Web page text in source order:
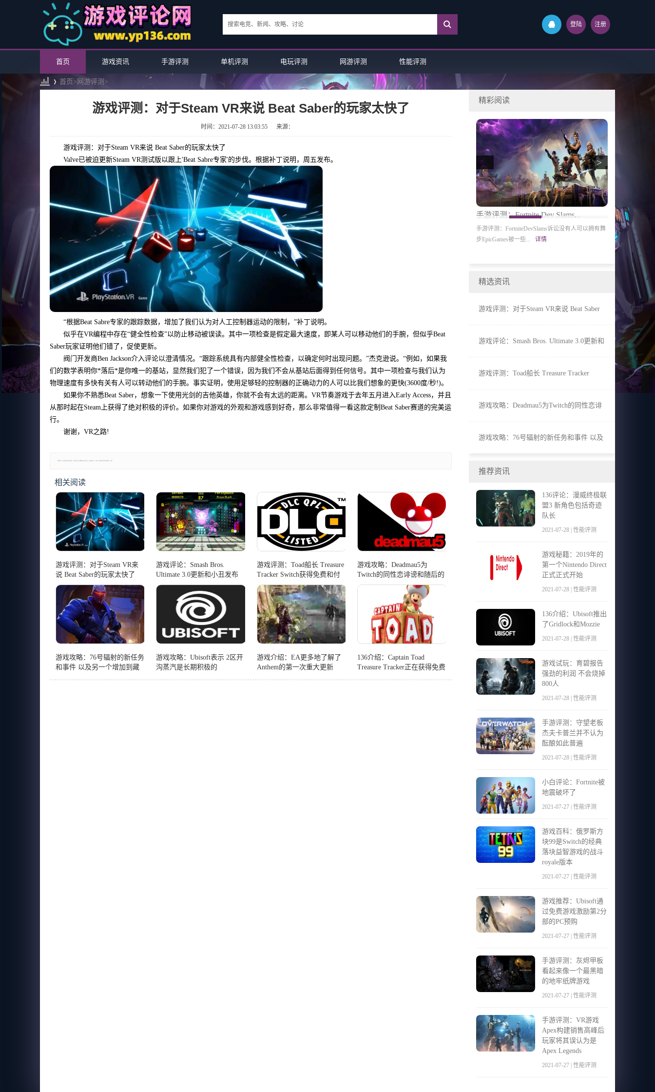
登陆 注册
首页 游戏资讯 手游评测 单机评测 电玩评测 网游评测 性能评测
首页> 网游评测 >
游戏评测：对于Steam VR来说 Beat Saber的玩家太快了
时间：2021-07-28 13:03:55 来源：
游戏评测：对于Steam VR来说 Beat Saber的玩家太快了
Valve已被迫更新Steam VR测试版以跟上'Beat Sabre专家'的步伐。根据补丁说明，周五发布。
“根据Beat Sabre专家的跟踪数据，增加了我们认为对人工控制器运动的限制，”补丁说明。
似乎在VR编程中存在“健全性检查”以防止移动被误读。其中一项检查是假定最大速度，即某人可以移动他们的手腕，但似乎Beat
Saber玩家证明他们错了，促使更新。
阀门开发商Ben Jackson介入评论以澄清情况。“跟踪系统具有内部健全性检查，以确定何时出现问题。”杰克逊说。“例如，如果我
们的数学表明你*落后*是你唯一的基站，显然我们犯了一个错误，因为我们不会从基站后面得到任何信号。其中一项检查与我们认为
物理速度有多快有关有人可以转动他们的手腕。事实证明，使用足够轻的控制器的正确动力的人可以比我们想象的更快(3600度/秒!)。
如果你不熟悉Beat Saber，想象一下使用光剑的吉他英雄，你就不会有太远的距离。VR节奏游戏于去年五月进入Early Access，并且
从那时起在Steam上获得了绝对积极的评价。如果你对游戏的外观和游戏感到好奇，那么非常值得一看这款定制Beat Saber赛道的完美运
行。
谢谢，VR之路!
相关阅读
游戏评测：对于Steam VR来
说 Beat Saber的玩家太快了
游戏评论：Smash Bros.
Ultimate 3.0更新和小丑发布
详细 新的Amiibo透露
游戏评测：Toad船长 Treasure
Tracker Switch获得免费和付
费DLC
游戏攻略：Deadmau5为
Twitch的同性恋诽谤和随后的
崩溃道歉
游戏攻略：76号辐射的新任务
和事件 以及另一个增加到藏
游戏攻略：Ubisoft表示 2区开
沟蒸汽是长期积极的
游戏介绍：EA更多地了解了
Anthem的第一次重大更新
136介绍：Captain Toad
Treasure Tracker正在获得免费
精彩阅读
手游评测：Fortnite Dev Slams...
手游评测：FortniteDevSlams诉讼没有人可以拥有舞
步EpicGames被一些...
详情
游戏评测：
游戏评测：新的
播最新的
>
精选资讯
游戏评测：对于Steam VR来说 Beat Saber
游戏评论：Smash Bros. Ultimate 3.0更新和
游戏评测：Toad船长 Treasure Tracker
游戏攻略：Deadmau5为Twitch的同性恋诽
游戏攻略：76号辐射的新任务和事件 以及
推荐资讯
136评论：漫威终极联
盟3 新角色包括奇迹
队长
2021-07-28 | 性能评测
游戏秘籍：2019年的
第一个Nintendo Direct
正式正式开始
2021-07-28 | 性能评测
136介绍：Ubisoft推出
了Gridlock和Mozzie
2021-07-28 | 性能评测
游戏试玩：育碧报告
强劲的利润 不会烧掉
800人
2021-07-28 | 性能评测
手游评测：守望老板
杰夫卡普兰并不认为
酝酿如此普遍
2021-07-28 | 性能评测
小白评论：Fortnite被
地震破坏了
2021-07-27 | 性能评测
游戏百科：俄罗斯方
块99是Switch的经典
落块益智游戏的战斗
royale版本
2021-07-27 | 性能评测
游戏推荐：Ubisoft通
过免费游戏激励第2分
部的PC预购
2021-07-27 | 性能评测
手游评测：灰烬甲板
看起来像一个最黑暗
的地牢纸牌游戏
2021-07-27 | 性能评测
手游评测：VR游戏
Apex构建销售高峰后
玩家将其误认为是
Apex Legends
2021-07-27 | 性能评测